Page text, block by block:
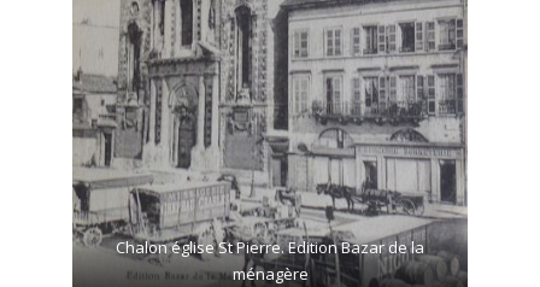
Chalon église St Pierre. Edition Bazar de la
ménagère